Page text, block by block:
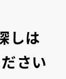
しは
さい